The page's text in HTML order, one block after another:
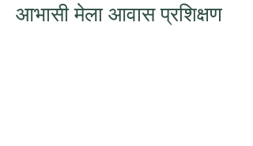
आभासी मेला आवास प्रशिक्षण